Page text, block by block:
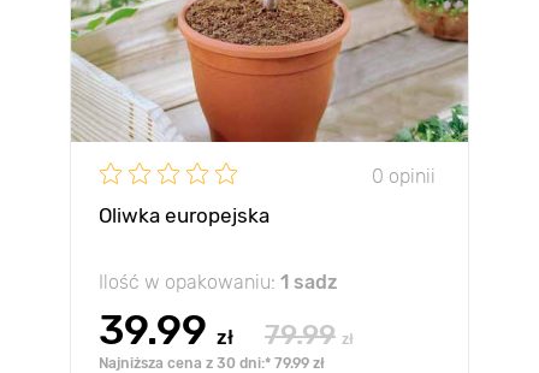
0 opinii
Oliwka europejska
Ilość w opakowaniu: 1 sadz
39.99 zł 79.99 zł
Najniższa cena z 30 dni:* 79.99 zł